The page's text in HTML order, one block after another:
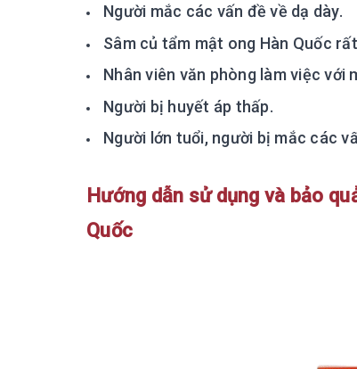
Người mắc các vấn đề về dạ dày.
Sâm củ tẩm mật ong Hàn Quốc
Nhân viên văn phòng làm việc với
Người bị huyết áp thấp.
Người lớn tuổi, người bị mắc các
Hướng dẫn sử dụng và bảo
Quốc